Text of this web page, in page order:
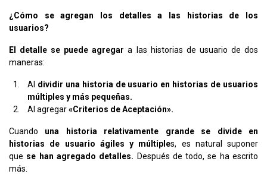
¿Cómo se agregan los detalles a las historias de los
usuarios?
El detalle se puede agregar a las historias de usuario de dos
maneras:
Al dividir una historia de usuario en historias de usuarios
múltiples y más pequeñas.
Al agregar«Criterios de Aceptación».
Cuando una historia relativamente grande se divide en
historias de usuario ágiles y múltiples, es natural suponer
que se han agregado detalles. Después de todo, se ha escrito
más.